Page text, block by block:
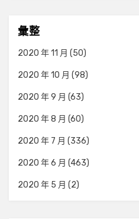
彙整
2020 年 11 月 (50)
2020 年 10 月 (98)
2020 年 9 月 (63)
2020 年 8 月 (60)
2020 年 7 月 (336)
2020 年 6 月 (463)
2020 年 5 月 (2)